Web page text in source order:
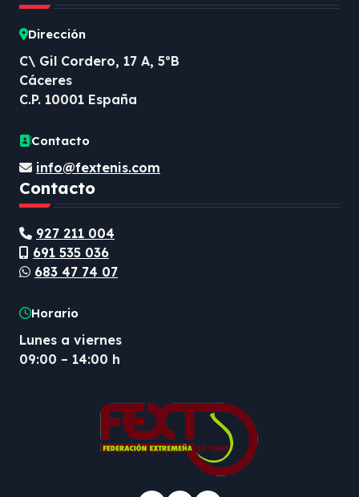
Dirección
C\ Gil Cordero, 17 A, 5ºB
Cáceres
C.P. 10001 España
Contacto
info@fextenis.com
Contacto
927 211 004
691 535 036
683 47 74 07
Horario
Lunes a viernes
09:00 – 14:00 h